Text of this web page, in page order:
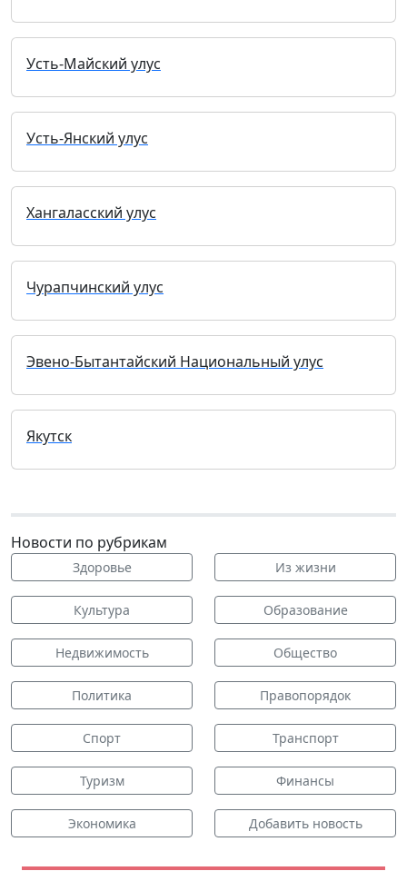
Усть-Майский улус
Усть-Янский улус
Хангаласский улус
Чурапчинский улус
Эвено-Бытантайский Национальный улус
Якутск
Новости по рубрикам
Здоровье Из жизни
Культура Образование
Недвижимость Общество
Политика Правопорядок
Спорт Транспорт
Туризм Финансы
Экономика Добавить новость